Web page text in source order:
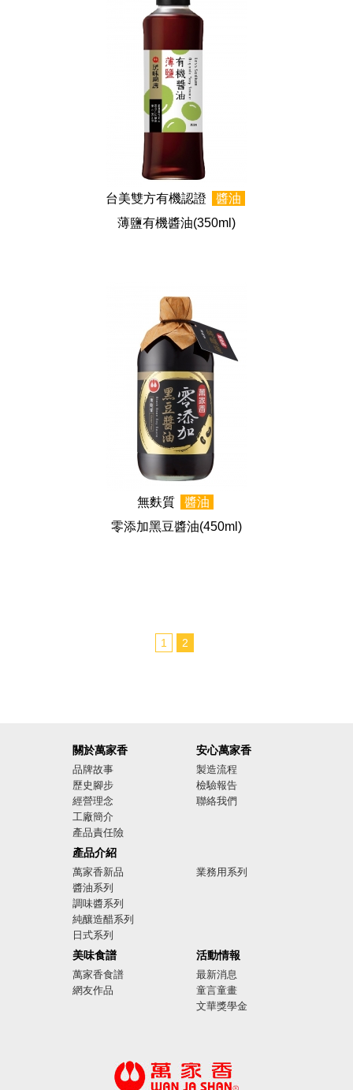
台美雙方有機認證
醬油
薄鹽有機醬油(350ml)
無麩質
醬油
零添加黑豆醬油(450ml)
1 2
關於萬家香
品牌故事
歷史腳步
經營理念
工廠簡介
產品責任險
廣告影音
產品介紹
萬家香新品
醬油系列
調味醬系列
純釀造醋系列
日式系列
業務用系列
美味食譜
萬家香食譜
網友作品
安心萬家香
製造流程
檢驗報告
聯絡我們
活動情報
最新消息
童言童畫
文華獎學金